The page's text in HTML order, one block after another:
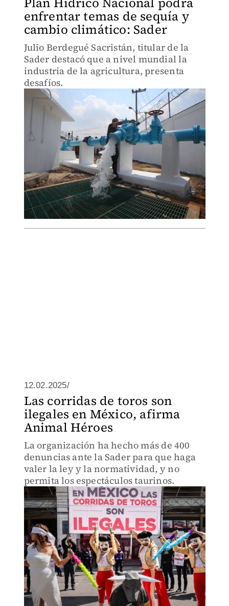
enfrentar temas de sequía y
cambio climático: Sader
Julio Berdegué Sacristán, titular de la
Sader destacó que a nivel mundial la
industria de la agricultura, presenta
desafíos.
12.02.2025/
Las corridas de toros son
ilegales en México, afirma
Animal Héroes
La organización ha hecho más de 400
denuncias ante la Sader para que haga
valer la ley y la normatividad, y no
permita los espectáculos taurinos.